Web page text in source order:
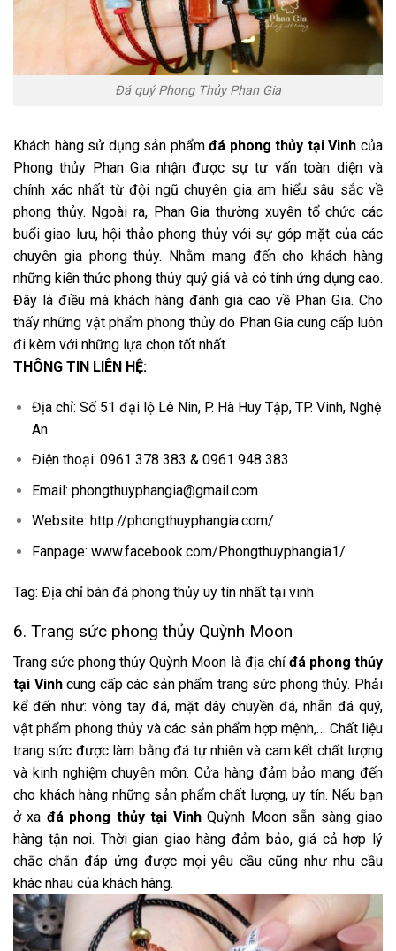
Đá quý Phong Thủy Phan Gia
Khách hàng sử dụng sản phẩmđá phong thủy tại Vinhcủa
Phong thủy Phan Gia nhận được sự tư vấn toàn diện và
chính xác nhất từ ​​đội ngũ chuyên gia am hiểu sâu sắc về
phong thủy. Ngoài ra, Phan Gia thường xuyên tổ chức các
buổi giao lưu, hội thảo phong thủy với sự góp mặt của các
chuyên gia phong thủy. Nhằm mang đến cho khách hàng
những kiến ​​thức phong thủy quý giá và có tính ứng dụng cao.
Đây là điều mà khách hàng đánh giá cao về Phan Gia. Cho
thấy những vật phẩm phong thủy do Phan Gia cung cấp luôn
đi kèm với những lựa chọn tốt nhất.
THÔNG TIN LIÊN HỆ:
Địa chỉ: Số 51 đại lộ Lê Nin, P. Hà Huy Tập, TP. Vinh, Nghệ
An
Điện thoại: 0961 378 383 & 0961 948 383
Email: phongthuyphangia@gmail.com
Website: http://phongthuyphangia.com/
Fanpage: www.facebook.com/Phongthuyphangia1/
Tag: Địa chỉ bán đá phong thủy uy tín nhất tại vinh
6. Trang sức phong thủy Quỳnh Moon
Trang sức phong thủy Quỳnh Moon là địa chỉ đá phong thủy
tại Vinhcung cấp các sản phẩm trang sức phong thủy. Phải
kể đến như: vòng tay đá, mặt dây chuyền đá, nhẫn đá quý,
vật phẩm phong thủy và các sản phẩm hợp mệnh,… Chất liệu
trang sức được làm bằng đá tự nhiên và cam kết chất lượng
và kinh nghiệm chuyên môn. Cửa hàng đảm bảo mang đến
cho khách hàng những sản phẩm chất lượng, uy tín. Nếu bạn
ở xa đá phong thủy tại VinhQuỳnh Moon sẵn sàng giao
hàng tận nơi. Thời gian giao hàng đảm bảo, giá cả hợp lý
chắc chắn đáp ứng được mọi yêu cầu cũng như nhu cầu
khác nhau của khách hàng.